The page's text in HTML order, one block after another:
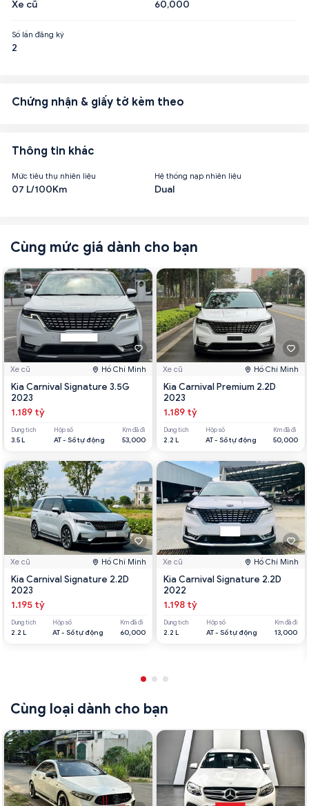
Xe cũ 60,000
Số lần đăng ký
2
Chứng nhận & giấy tờ kèm theo
Thông tin khác
Mức tiêu thụ nhiên liệu
07 L/100Km
Hệ thống nạp nhiên liệu
Dual
Cùng mức giá dành cho bạn
Xe cũ Hồ Chí Minh
Kia Carnival Signature 3.5G
2023
1.189 tỷ
Dung tích
3.5 L
Hộp số
AT - Số tự động
Km đã đi
53,000
Xe cũ Hồ Chí Minh
Kia Carnival Signature 2.2D
2023
1.195 tỷ
Dung tích
2.2 L
Hộp số
AT - Số tự động
Km đã đi
60,000
Xe cũ Hồ Chí Minh
Kia Carnival Premium 2.2D
2023
1.189 tỷ
Dung tích
2.2 L
Hộp số
AT - Số tự động
Km đã đi
50,000
Xe cũ Hồ Chí Minh
Kia Carnival Signature 2.2D
2022
1.198 tỷ
Dung tích
2.2 L
Hộp số
AT - Số tự động
Km đã đi
13,000
Cùng loại dành cho bạn